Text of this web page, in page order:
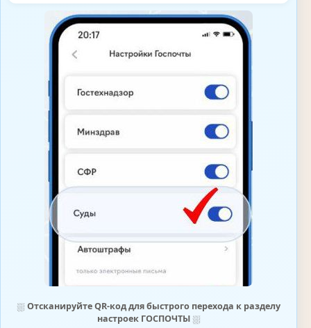
⛆ Отсканируйте QR-код для быстрого перехода к разделу
настроек ГОСПОЧТЫ⛆